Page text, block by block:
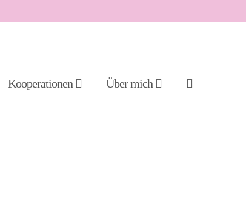
Kooperationen Über mich
Suche-